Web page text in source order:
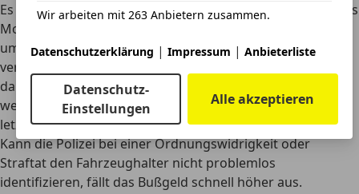
Wir arbeiten mit 263 Anbietern zusammen.
Datenschutzerklärung | Impressum | Anbieterliste
Datenschutz-
Einstellungen
Alle akzeptieren
Es empfiehlt sich jedoch,das Auto innerhalb maximal eines
Monats nach Umzug beziehungsweise Halterechsel
umzumelden. Erfahrungsgemäß kann somit ein Bußgeld
verhindert werden. Falls der Umzug oder Halterwechsel
dann doch länger zurückliegen, kann das richtig teuer
werden. Das Bußgeld fängt bei 15 Euro an und kann
letztendlich bis zu 60 Euro betragen.
Kann die Polizei bei einer Ordnungswidrigkeit oder
Straftat den Fahrzeughalter nicht problemlos
identifizieren, fällt das Bußgeld schnell höher aus.